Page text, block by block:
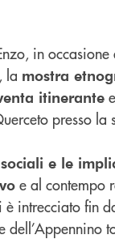
in
la mostra
itinerante
presso
e le
e al contempo
intrecciato fin